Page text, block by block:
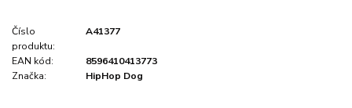
Číslo
produktu:
A41377
EAN kód:
8596410413773
Značka:
HipHop Dog